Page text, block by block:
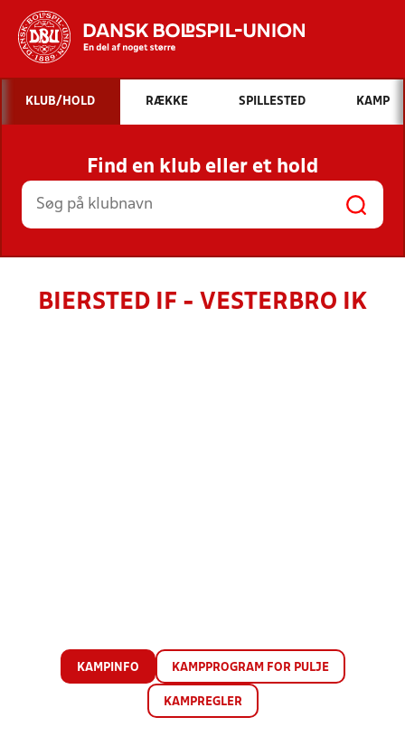
Hvad vil du søge efter?
INDHOLD OG NYHEDER
STILLINGER, RESULTATER, KLUBBER OG
HOLD
KLUB/HOLD RÆKKE SPILLESTED KAMP
Find en klub eller et hold
BIERSTED IF - VESTERBRO IK
KAMPINFO KAMPPROGRAM FOR PULJE
KAMPREGLER